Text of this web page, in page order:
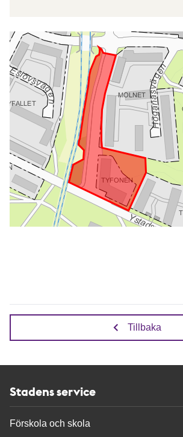
Tillbaka
Stadens service
Förskola och skola